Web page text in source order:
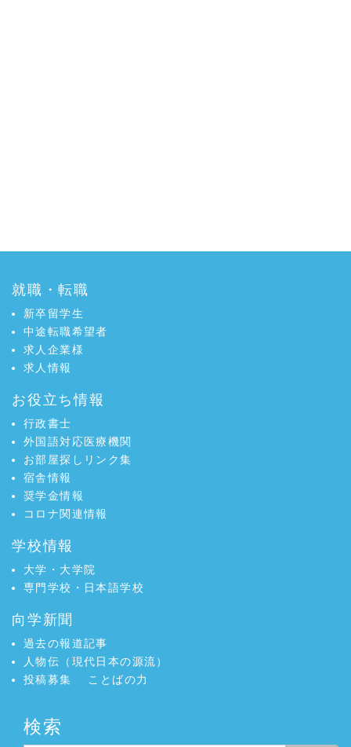
就職・転職
新卒留学生
中途転職希望者
求人企業様
求人情報
お役立ち情報
行政書士
外国語対応医療機関
お部屋探しリンク集
宿舎情報
奨学金情報
コロナ関連情報
学校情報
大学・大学院
専門学校・日本語学校
向学新聞
過去の報道記事
人物伝（現代日本の源流）
投稿募集
ことばの力
検索